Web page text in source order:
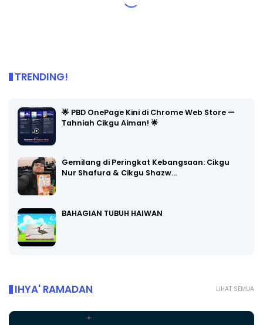
TRENDING!
🌟 PBD OnePage Kini di Chrome Web Store —
Tahniah Cikgu Aiman! 🌟
Gemilang di Peringkat Kebangsaan: Cikgu
Nur Shafura & Cikgu Shazw…
BAHAGIAN TUBUH HAIWAN
LIHAT SEMUA
IHYA' RAMADAN